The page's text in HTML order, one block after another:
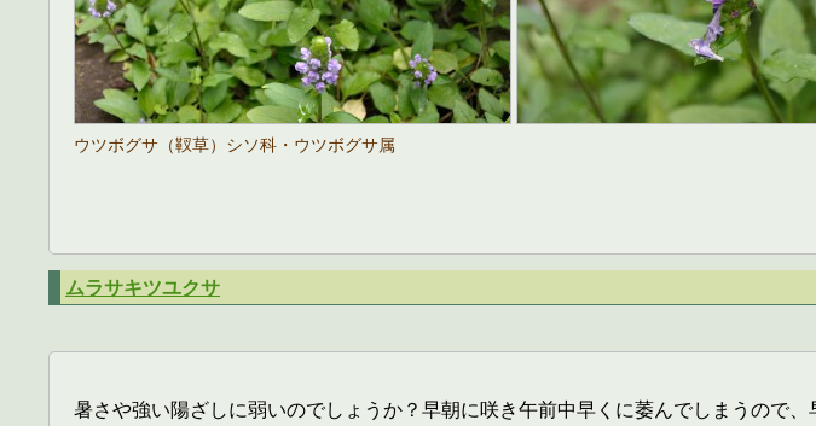
ウツボグサ（靫草）シソ科・ウツボグサ属
ムラサキツユクサ
暑さや強い陽ざしに弱いのでしょうか？早朝に咲き午前中早くに萎んでしまうので